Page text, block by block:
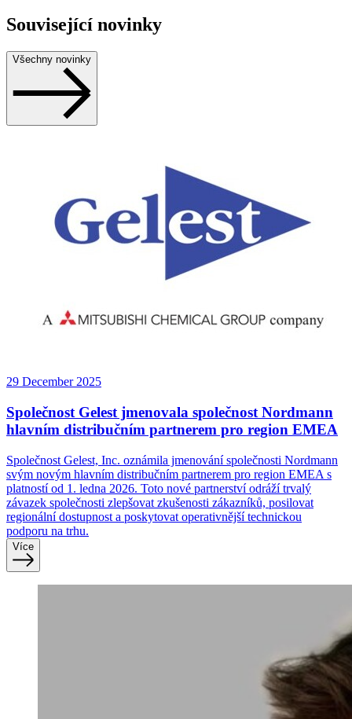
Související novinky
Všechny novinky
29 December 2025
Společnost Gelest jmenovala společnost Nordmann
hlavním distribučním partnerem pro region EMEA
Společnost Gelest, Inc. oznámila jmenování společnosti Nordmann
svým novým hlavním distribučním partnerem pro region EMEA s
platností od 1. ledna 2026. Toto nové partnerství odráží trvalý
závazek společnosti zlepšovat zkušenosti zákazníků, posilovat
regionální dostupnost a poskytovat operativnější technickou
podporu na trhu.
Více